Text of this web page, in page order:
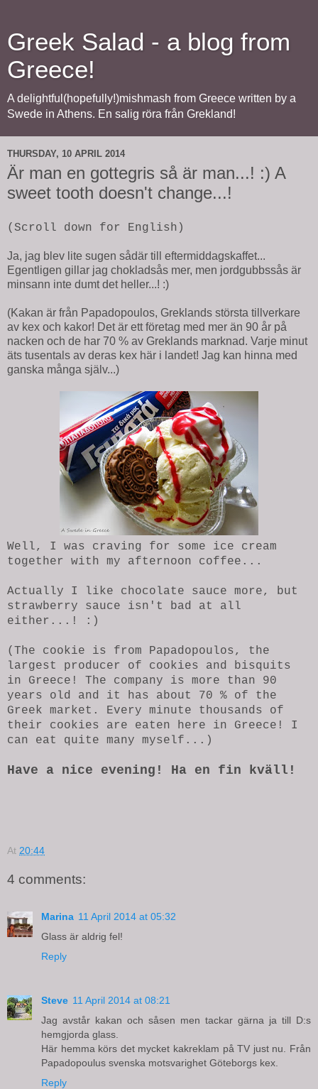
Greek Salad - a blog from
Greece!
A delightful(hopefully!)mishmash from Greece written by a
Swede in Athens. En salig röra från Grekland!
THURSDAY, 10 APRIL 2014
Är man en gottegris så är man...! :) A
sweet tooth doesn't change...!
(Scroll down for English)
Ja, jag blev lite sugen sådär till eftermiddagskaffet...
Egentligen gillar jag chokladsås mer, men jordgubbssås är
minsann inte dumt det heller...! :)
(Kakan är från Papadopoulos, Greklands största tillverkare
av kex och kakor! Det är ett företag med mer än 90 år på
nacken och de har 70 % av Greklands marknad. Varje minut
äts tusentals av deras kex här i landet! Jag kan hinna med
ganska många själv...)
Well, I was craving for some ice cream
together with my afternoon coffee...
Actually I like chocolate sauce more, but
strawberry sauce isn't bad at all
either...! :)
(The cookie is from Papadopoulos, the
largest producer of cookies and bisquits
in Greece! The company is more than 90
years old and it has about 70 % of the
Greek market. Every minute thousands of
their cookies are eaten here in Greece! I
can eat quite many myself...)
Have a nice evening! Ha en fin kväll!
At 20:44
4 comments:
Marina 11 April 2014 at 05:32
Glass är aldrig fel!
Reply
Steve 11 April 2014 at 08:21
Jag avstår kakan och såsen men tackar gärna ja till D:s
hemgjorda glass.
Här hemma körs det mycket kakreklam på TV just nu. Från
Papadopoulus svenska motsvarighet Göteborgs kex.
Reply